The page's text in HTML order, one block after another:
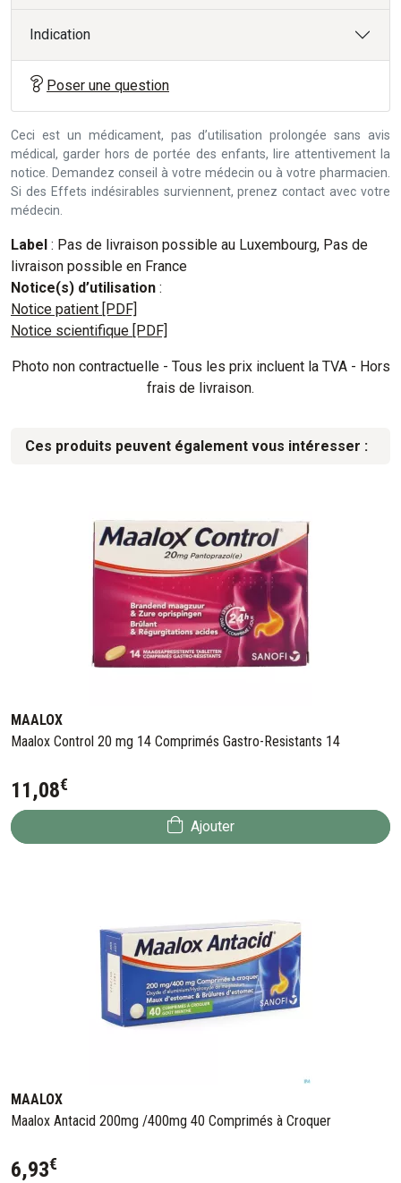
Indication
Poser une question
Ceci est un médicament, pas d’utilisation prolongée sans avis
médical, garder hors de portée des enfants, lire attentivement la
notice. Demandez conseil à votre médecin ou à votre pharmacien.
Si des Effets indésirables surviennent, prenez contact avec votre
médecin.
Label : Pas de livraison possible au Luxembourg, Pas de
livraison possible en France
Notice(s) d’utilisation :
Notice patient [PDF]
Notice scientifique [PDF]
Photo non contractuelle - Tous les prix incluent la TVA - Hors
frais de livraison.
Ces produits peuvent également vous intéresser :
MAALOX
Maalox Control 20 mg 14 Comprimés Gastro-Resistants 14
11,08€
Ajouter
MAALOX
Maalox Antacid 200mg /400mg 40 Comprimés à Croquer
6,93€